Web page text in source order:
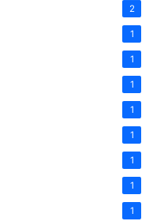
2
1
1
1
1
1
1
1
1